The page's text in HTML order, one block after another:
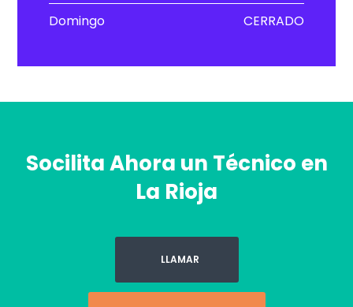
Domingo
CERRADO
Socilita Ahora un Técnico en
La Rioja
LLAMAR